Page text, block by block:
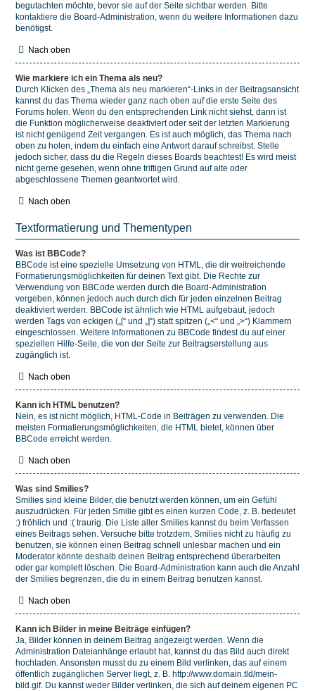
begutachten möchte, bevor sie auf der Seite sichtbar werden. Bitte
kontaktiere die Board-Administration, wenn du weitere Informationen dazu
benötigst.
Nach oben
Wie markiere ich ein Thema als neu?
Durch Klicken des „Thema als neu markieren“-Links in der Beitragsansicht
kannst du das Thema wieder ganz nach oben auf die erste Seite des
Forums holen. Wenn du den entsprechenden Link nicht siehst, dann ist
die Funktion möglicherweise deaktiviert oder seit der letzten Markierung
ist nicht genügend Zeit vergangen. Es ist auch möglich, das Thema nach
oben zu holen, indem du einfach eine Antwort darauf schreibst. Stelle
jedoch sicher, dass du die Regeln dieses Boards beachtest! Es wird meist
nicht gerne gesehen, wenn ohne triftigen Grund auf alte oder
abgeschlossene Themen geantwortet wird.
Nach oben
Textformatierung und Thementypen
Was ist BBCode?
BBCode ist eine spezielle Umsetzung von HTML, die dir weitreichende
Formatierungsmöglichkeiten für deinen Text gibt. Die Rechte zur
Verwendung von BBCode werden durch die Board-Administration
vergeben, können jedoch auch durch dich für jeden einzelnen Beitrag
deaktiviert werden. BBCode ist ähnlich wie HTML aufgebaut, jedoch
werden Tags von eckigen („[“ und „]“) statt spitzen („<“ und „>“) Klammern
eingeschlossen. Weitere Informationen zu BBCode findest du auf einer
speziellen Hilfe-Seite, die von der Seite zur Beitragserstellung aus
zugänglich ist.
Nach oben
Kann ich HTML benutzen?
Nein, es ist nicht möglich, HTML-Code in Beiträgen zu verwenden. Die
meisten Formatierungsmöglichkeiten, die HTML bietet, können über
BBCode erreicht werden.
Nach oben
Was sind Smilies?
Smilies sind kleine Bilder, die benutzt werden können, um ein Gefühl
auszudrücken. Für jeden Smilie gibt es einen kurzen Code, z. B. bedeutet
:) fröhlich und :( traurig. Die Liste aller Smilies kannst du beim Verfassen
eines Beitrags sehen. Versuche bitte trotzdem, Smilies nicht zu häufig zu
benutzen, sie können einen Beitrag schnell unlesbar machen und ein
Moderator könnte deshalb deinen Beitrag entsprechend überarbeiten
oder gar komplett löschen. Die Board-Administration kann auch die Anzahl
der Smilies begrenzen, die du in einem Beitrag benutzen kannst.
Nach oben
Kann ich Bilder in meine Beiträge einfügen?
Ja, Bilder können in deinem Beitrag angezeigt werden. Wenn die
Administration Dateianhänge erlaubt hat, kannst du das Bild auch direkt
hochladen. Ansonsten musst du zu einem Bild verlinken, das auf einem
öffentlich zugänglichen Server liegt, z. B. http://www.domain.tld/mein-
bild.gif. Du kannst weder Bilder verlinken, die sich auf deinem eigenen PC